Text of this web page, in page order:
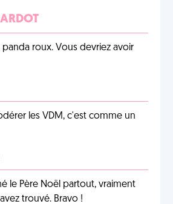
roux. Vous devriez avoir
les VDM, c'est comme un
le Père Noël partout, vraiment
trouvé. Bravo !